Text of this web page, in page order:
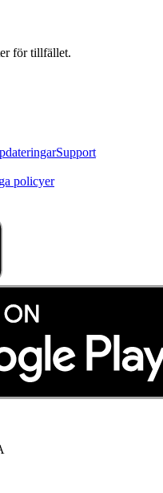
för tillfället.
Support
policyer